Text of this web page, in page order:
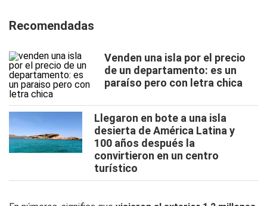
Recomendadas
Venden una isla por el precio
de un departamento: es un
paraíso pero con letra chica
Llegaron en bote a una isla
desierta de América Latina y
100 años después la
convirtieron en un centro
turístico